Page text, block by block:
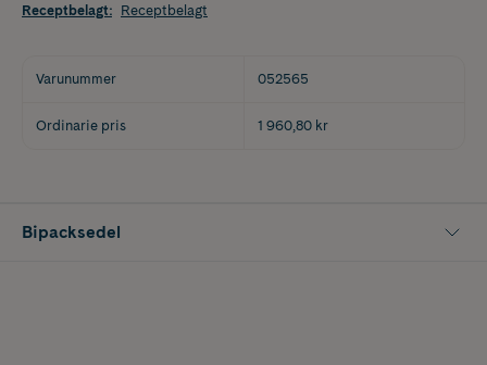
Receptbelagt: Receptbelagt
Varunummer 052565
Ordinarie pris 1 960,80 kr
Bipacksedel